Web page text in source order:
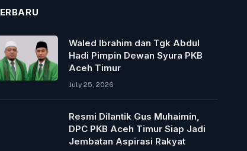
Waled Ibrahim dan Tgk Abdul
Hadi Pimpin Dewan Syura PKB
Aceh Timur
July 25, 2026
Resmi Dilantik Gus Muhaimin,
DPC PKB Aceh Timur Siap Jadi
Jembatan Aspirasi Rakyat